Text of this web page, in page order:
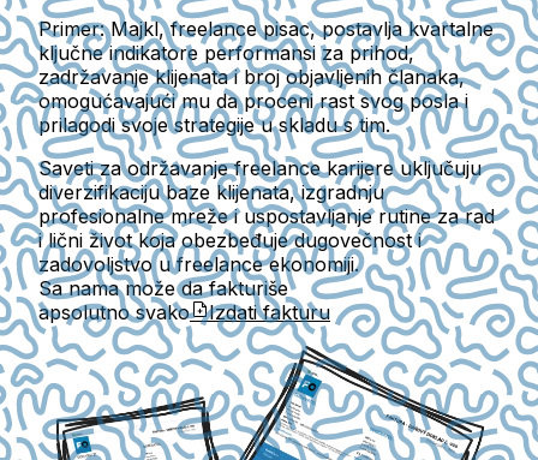
Primer:Majkl, freelance pisac, postavlja kvartalne
ključne indikatore performansi za prihod,
zadržavanje klijenata i broj objavljenih članaka,
omogućavajući mu da proceni rast svog posla i
prilagodi svoje strategije u skladu s tim.
Saveti za održavanje freelance karijere uključuju
diverzifikaciju baze klijenata, izgradnju
profesionalne mreže i uspostavljanje rutine za rad
i lični život koja obezbeđuje dugovečnost i
zadovoljstvo u freelance ekonomiji.
Sa nama može da fakturiše
apsolutno svako
Izdati fakturu